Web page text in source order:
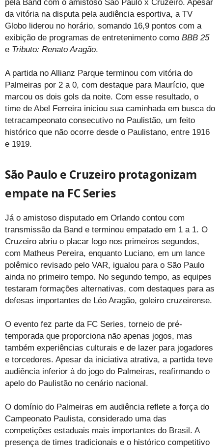
pela Band com o amistoso São Paulo x Cruzeiro. Apesar
da vitória na disputa pela audiência esportiva, a TV
Globo liderou no horário, somando 16,9 pontos com a
exibição de programas de entretenimento como BBB 25
e Tributo: Renato Aragão.
A partida no Allianz Parque terminou com vitória do
Palmeiras por 2 a 0, com destaque para Maurício, que
marcou os dois gols da noite. Com esse resultado, o
time de Abel Ferreira iniciou sua caminhada em busca do
tetracampeonato consecutivo no Paulistão, um feito
histórico que não ocorre desde o Paulistano, entre 1916
e 1919.
São Paulo e Cruzeiro protagonizam
empate na FC Series
Já o amistoso disputado em Orlando contou com
transmissão da Band e terminou empatado em 1 a 1. O
Cruzeiro abriu o placar logo nos primeiros segundos,
com Matheus Pereira, enquanto Luciano, em um lance
polêmico revisado pelo VAR, igualou para o São Paulo
ainda no primeiro tempo. No segundo tempo, as equipes
testaram formações alternativas, com destaques para as
defesas importantes de Léo Aragão, goleiro cruzeirense.
O evento fez parte da FC Series, torneio de pré-
temporada que proporciona não apenas jogos, mas
também experiências culturais e de lazer para jogadores
e torcedores. Apesar da iniciativa atrativa, a partida teve
audiência inferior à do jogo do Palmeiras, reafirmando o
apelo do Paulistão no cenário nacional.
O domínio do Palmeiras em audiência reflete a força do
Campeonato Paulista, considerado uma das
competições estaduais mais importantes do Brasil. A
presença de times tradicionais e o histórico competitivo